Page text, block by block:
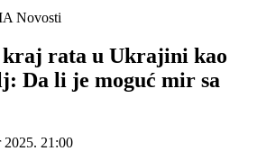
Novosti
rata u Ukrajini kao
Da li je moguć mir sa
2025. 21:00